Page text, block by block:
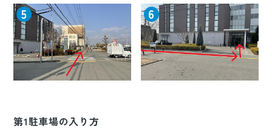
5 6
第1駐車場の入り方